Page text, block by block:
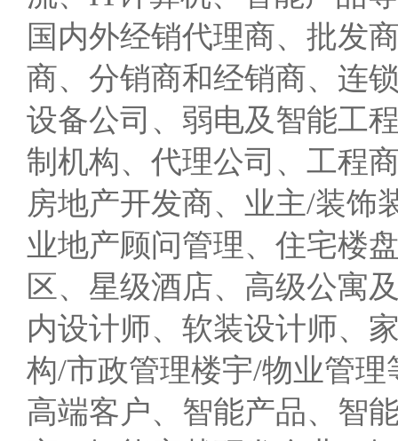
国内外经销代理商、批发
商、分销商和经销商、连
设备公司、弱电及智能工
制机构、代理公司、工程
房地产开发商、业主/装饰
业地产顾问管理、住宅楼
区、星级酒店、高级公寓
内设计师、软装设计师、
构/市政管理楼宇/物业管理
高端客户、智能产品、智